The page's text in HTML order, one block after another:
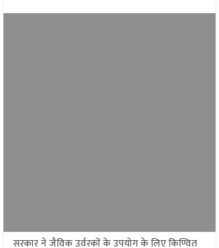
सरकार ने जैविक उर्वरकों के उपयोग के लिए किण्वित